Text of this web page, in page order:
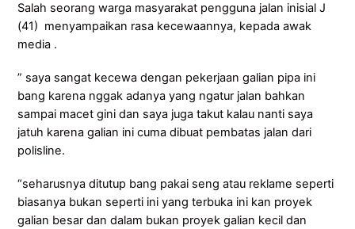
Salah seorang warga masyarakat pengguna jalan inisial J
(41) menyampaikan rasa kecewaannya, kepada awak
media .
” saya sangat kecewa dengan pekerjaan galian pipa ini
bang karena nggak adanya yang ngatur jalan bahkan
sampai macet gini dan saya juga takut kalau nanti saya
jatuh karena galian ini cuma dibuat pembatas jalan dari
polisline.
“seharusnya ditutup bang pakai seng atau reklame seperti
biasanya bukan seperti ini yang terbuka ini kan proyek
galian besar dan dalam bukan proyek galian kecil dan